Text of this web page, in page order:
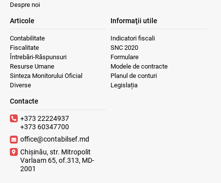
Despre noi
Articole
Contabilitate
Fiscalitate
Întrebări-Răspunsuri
Resurse Umane
Sinteza Monitorului Oficial
Diverse
Informaţii utile
Indicatori fiscali
SNC 2020
Formulare
Modele de contracte
Planul de conturi
Legislația
Contacte
+373 22224937
+373 60347700
office@contabilsef.md
Chișinău, str. Mitropolit
Varlaam 65, of.313, MD-
2001